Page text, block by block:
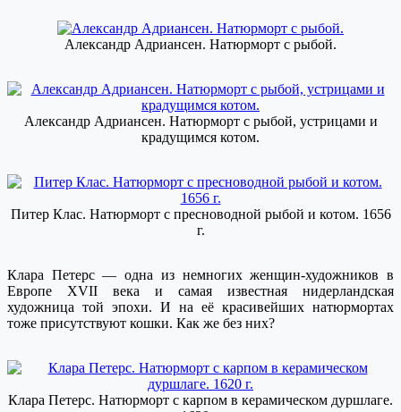
Александр Адриансен. Натюрморт с рыбой.
Александр Адриансен. Натюрморт с рыбой, устрицами и
крадущимся котом.
Питер Клас. Натюрморт с пресноводной рыбой и котом. 1656
г.
Клара Петерс — одна из немногих женщин-художников в
Европе XVII века и самая известная нидерландская
художница той эпохи. И на её красивейших натюрмортах
тоже присутствуют кошки. Как же без них?
Клара Петерс. Натюрморт с карпом в керамическом дуршлаге.